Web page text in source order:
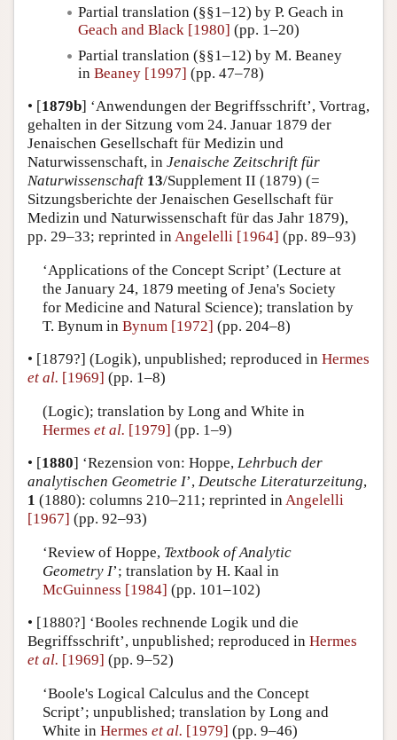
Partial translation (§§1–12) by P. Geach in
Geach and Black [1980] (pp. 1–20)
Partial translation (§§1–12) by M. Beaney
in Beaney [1997] (pp. 47–78)
• [1879b] ‘Anwendungen der Begriffsschrift’, Vortrag,
gehalten in der Sitzung vom 24. Januar 1879 der
Jenaischen Gesellschaft für Medizin und
Naturwissenschaft, in Jenaische Zeitschrift für
Naturwissenschaft 13/Supplement II (1879) (=
Sitzungsberichte der Jenaischen Gesellschaft für
Medizin und Naturwissenschaft für das Jahr 1879),
pp. 29–33; reprinted in Angelelli [1964] (pp. 89–93)
‘Applications of the Concept Script’ (Lecture at
the January 24, 1879 meeting of Jena's Society
for Medicine and Natural Science); translation by
T. Bynum in Bynum [1972] (pp. 204–8)
• [1879?] (Logik), unpublished; reproduced in Hermes
et al. [1969] (pp. 1–8)
(Logic); translation by Long and White in
Hermes et al. [1979] (pp. 1–9)
• [1880] ‘Rezension von: Hoppe, Lehrbuch der
analytischen Geometrie I’, Deutsche Literaturzeitung,
1 (1880): columns 210–211; reprinted in Angelelli
[1967] (pp. 92–93)
‘Review of Hoppe, Textbook of Analytic
Geometry I’; translation by H. Kaal in
McGuinness [1984] (pp. 101–102)
• [1880?] ‘Booles rechnende Logik und die
Begriffsschrift’, unpublished; reproduced in Hermes
et al. [1969] (pp. 9–52)
‘Boole's Logical Calculus and the Concept
Script’; unpublished; translation by Long and
White in Hermes et al. [1979] (pp. 9–46)